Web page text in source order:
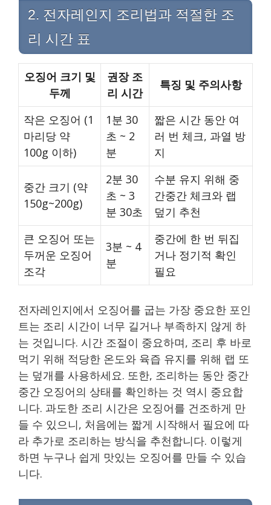
2. 전자레인지 조리법과 적절한 조
리 시간 표
오징어 크기 및
두께
권장 조
리 시간
특징 및 주의사항
작은 오징어 (1
마리당 약
100g 이하)
1분 30
초 ~ 2
분
짧은 시간 동안 여
러 번 체크, 과열 방
지
중간 크기 (약
150g~200g)
2분 30
초 ~ 3
분 30초
수분 유지 위해 중
간중간 체크와 랩
덮기 추천
큰 오징어 또는
두꺼운 오징어
조각
3분 ~ 4
분
중간에 한 번 뒤집
거나 정기적 확인
필요
전자레인지에서 오징어를 굽는 가장 중요한 포인
트는 조리 시간이 너무 길거나 부족하지 않게 하
는 것입니다. 시간 조절이 중요하며, 조리 후 바로
먹기 위해 적당한 온도와 육즙 유지를 위해 랩 또
는 덮개를 사용하세요. 또한, 조리하는 동안 중간
중간 오징어의 상태를 확인하는 것 역시 중요합
니다. 과도한 조리 시간은 오징어를 건조하게 만
들 수 있으니, 처음에는 짧게 시작해서 필요에 따
라 추가로 조리하는 방식을 추천합니다. 이렇게
하면 누구나 쉽게 맛있는 오징어를 만들 수 있습
니다.